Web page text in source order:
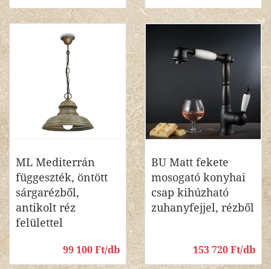
ML Mediterrán
függeszték, öntött
sárgarézből,
antikolt réz
felülettel
99 100 Ft/db
BU Matt fekete
mosogató konyhai
csap kihúzható
zuhanyfejjel, rézből
153 720 Ft/db